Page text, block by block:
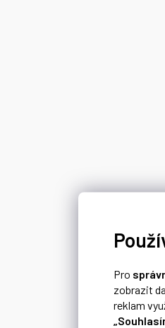
Pro
zobrazit
reklam